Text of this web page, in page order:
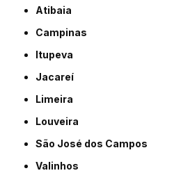
Atibaia
Campinas
Itupeva
Jacareí
Limeira
Louveira
São José dos Campos
Valinhos